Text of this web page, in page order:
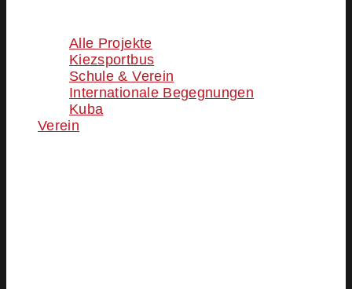
Alle Projekte
Kiezsportbus
Schule & Verein
Internationale Begegnungen
Kuba
Verein